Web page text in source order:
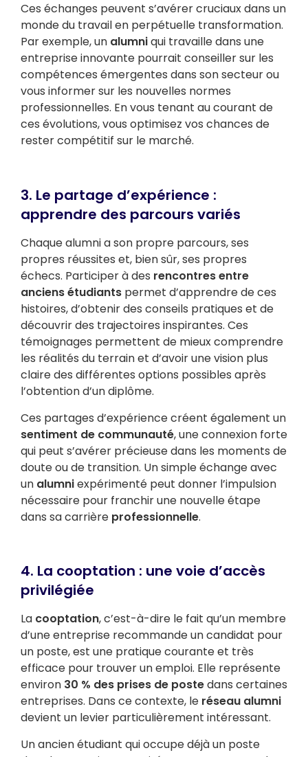
Ces échanges peuvent s’avérer cruciaux dans un
monde du travail en perpétuelle transformation.
Par exemple, un alumniqui travaille dans une
entreprise innovante pourrait conseiller sur les
compétences émergentes dans son secteur ou
vous informer sur les nouvelles normes
professionnelles. En vous tenant au courant de
ces évolutions, vous optimisez vos chances de
rester compétitif sur le marché.
3. Le partage d’expérience :
apprendre des parcours variés
Chaque alumni a son propre parcours, ses
propres réussites et, bien sûr, ses propres
échecs. Participer à des rencontres entre
anciens étudiants permet d’apprendre de ces
histoires, d’obtenir des conseils pratiques et de
découvrir des trajectoires inspirantes. Ces
témoignages permettent de mieux comprendre
les réalités du terrain et d’avoir une vision plus
claire des différentes options possibles après
l’obtention d’un diplôme.
Ces partages d’expérience créent également un
sentiment de communauté, une connexion forte
qui peut s’avérer précieuse dans les moments de
doute ou de transition. Un simple échange avec
un alumniexpérimenté peut donner l’impulsion
nécessaire pour franchir une nouvelle étape
dans sa carrière professionnelle.
4. La cooptation : une voie d’accès
privilégiée
La cooptation, c’est-à-dire le fait qu’un membre
d’une entreprise recommande un candidat pour
un poste, est une pratique courante et très
efficace pour trouver un emploi. Elle représente
environ 30 % des prises de postedans certaines
entreprises. Dans ce contexte, le réseau alumni
devient un levier particulièrement intéressant.
Un ancien étudiant qui occupe déjà un poste